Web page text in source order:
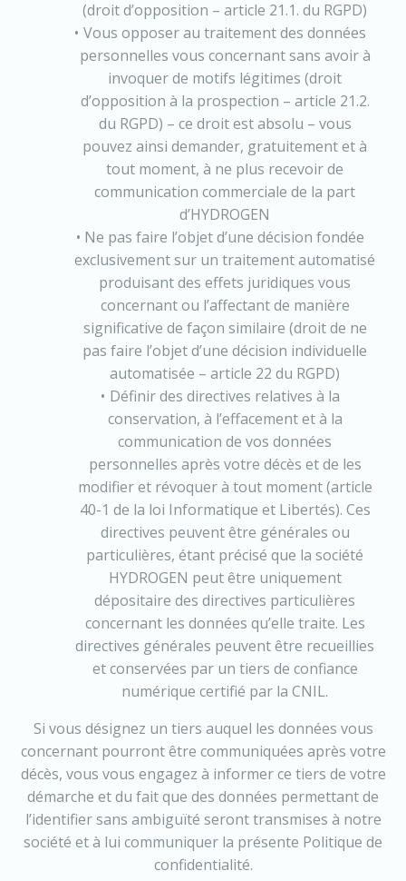
(droit d’opposition – article 21.1. du RGPD)
Vous opposer au traitement des données
personnelles vous concernant sans avoir à
invoquer de motifs légitimes (droit
d’opposition à la prospection – article 21.2.
du RGPD) – ce droit est absolu – vous
pouvez ainsi demander, gratuitement et à
tout moment, à ne plus recevoir de
communication commerciale de la part
d’HYDROGEN
Ne pas faire l’objet d’une décision fondée
exclusivement sur un traitement automatisé
produisant des effets juridiques vous
concernant ou l’affectant de manière
significative de façon similaire (droit de ne
pas faire l’objet d’une décision individuelle
automatisée – article 22 du RGPD)
Définir des directives relatives à la
conservation, à l’effacement et à la
communication de vos données
personnelles après votre décès et de les
modifier et révoquer à tout moment (article
40-1 de la loi Informatique et Libertés). Ces
directives peuvent être générales ou
particulières, étant précisé que la société
HYDROGEN peut être uniquement
dépositaire des directives particulières
concernant les données qu’elle traite. Les
directives générales peuvent être recueillies
et conservées par un tiers de confiance
numérique certifié par la CNIL.
Si vous désignez un tiers auquel les données vous
concernant pourront être communiquées après votre
décès, vous vous engagez à informer ce tiers de votre
démarche et du fait que des données permettant de
l’identifier sans ambiguïté seront transmises à notre
société et à lui communiquer la présente Politique de
confidentialité.